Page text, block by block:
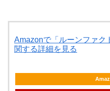
Amazonで「ルーンファク
関する詳細を見る